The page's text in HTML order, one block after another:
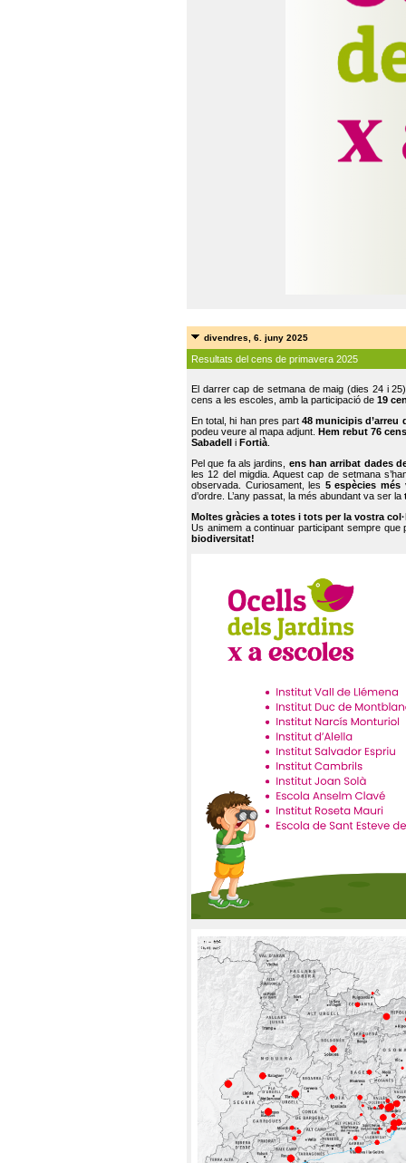
divendres, 6. juny 2025
Resultats del cens de primavera 2025
El darrer cap de setmana de maig (dies 24 i
cens a les escoles, amb la participació de 19
En total, hi han pres part48 municipis d’arreu
podeu veure al mapa adjunt. Hem rebut 76
Sabadell
i Fortià.
Pel que fa als jardins, ens han arribat dades
les 12 del migdia. Aquest cap de setmana
observada. Curiosament, les 5 espècies més
d’ordre. L’any passat, la més abundant va ser la
Moltes gràcies a totes i tots per la vostra
Us animem a continuar participant sempre que
biodiversitat!